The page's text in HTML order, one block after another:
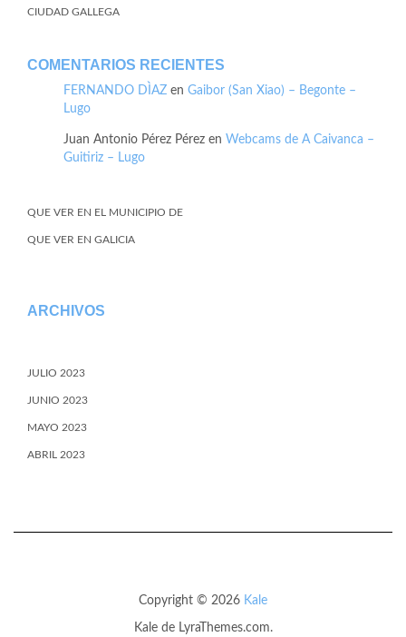
CIUDAD GALLEGA
COMENTARIOS RECIENTES
FERNANDO DÌAZ en Gaibor (San Xiao) – Begonte –
Lugo
Juan Antonio Pérez Pérez en Webcams de A Caivanca –
Guitiriz – Lugo
QUE VER EN EL MUNICIPIO DE
QUE VER EN GALICIA
ARCHIVOS
JULIO 2023
JUNIO 2023
MAYO 2023
ABRIL 2023
Copyright © 2026 Kale
Kalede LyraThemes.com.